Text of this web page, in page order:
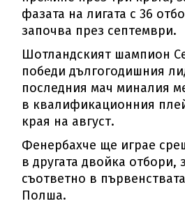
фазата на лигата с 36
започва през септември.
Шотландският шампион
победи дългогодишния
последния мач миналия
в квалификационния
края на август.
Фенербахче ще играе
в другата двойка
съответно в
Полша.